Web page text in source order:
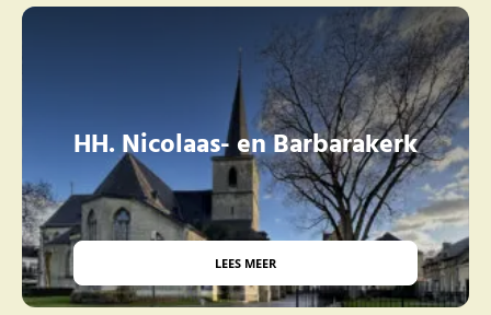
HH. Nicolaas- en Barbarakerk
LEES MEER